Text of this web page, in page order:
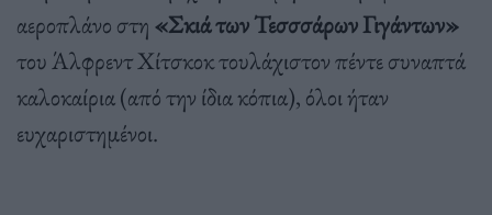
αεροπλάνο στη «Σκιά των Τεσσσάρων Γιγάντων»
του Άλφρεντ Χίτσκοκ τουλάχιστον πέντε συναπτά
καλοκαίρια (από την ίδια κόπια), όλοι ήταν
ευχαριστημένοι.